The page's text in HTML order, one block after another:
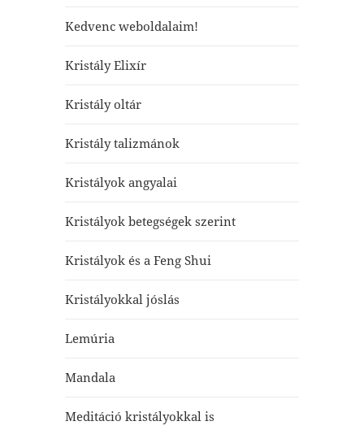
Kedvenc weboldalaim!
Kristály Elixír
Kristály oltár
Kristály talizmánok
Kristályok angyalai
Kristályok betegségek szerint
Kristályok és a Feng Shui
Kristályokkal jóslás
Lemúria
Mandala
Meditáció kristályokkal is